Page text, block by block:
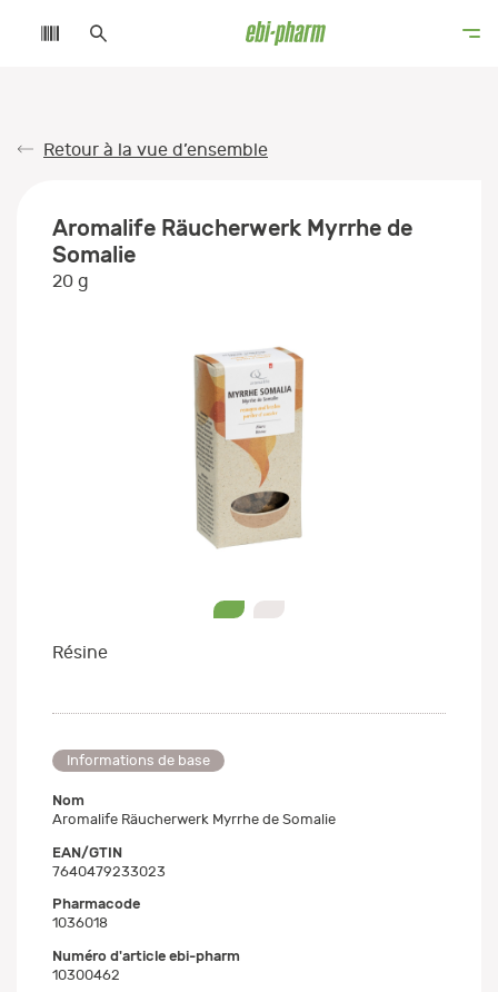
Retour à la vue d’ensemble
Aromalife Räucherwerk Myrrhe de
Somalie
20 g
Résine
Informations de base
Nom
Aromalife Räucherwerk Myrrhe de Somalie
EAN/GTIN
7640479233023
Pharmacode
1036018
Numéro d'article ebi-pharm
10300462